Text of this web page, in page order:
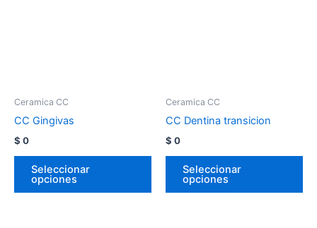
Ceramica CC
CC Gingivas
$ 0
Seleccionar
opciones
Ceramica CC
CC Dentina transicion
$ 0
Seleccionar
opciones